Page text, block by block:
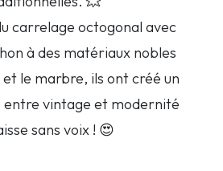
carrelage octogonal avec
à des matériaux nobles
le marbre, ils ont créé un
entre vintage et modernité
sans voix ! 😍